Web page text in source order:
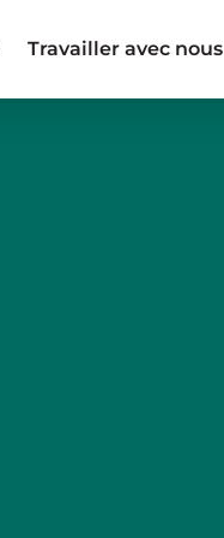
Travailler avec nous